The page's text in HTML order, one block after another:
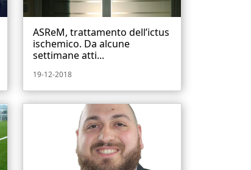
ASReM, trattamento dell’ictus
ischemico. Da alcune
settimane atti...
19-12-2018